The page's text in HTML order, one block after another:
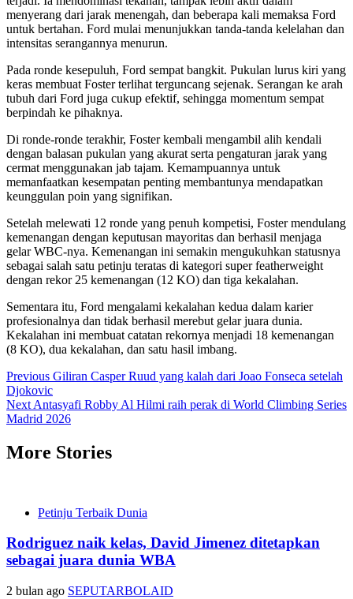
menyerang dari jarak menengah, dan beberapa kali memaksa Ford
untuk bertahan. Ford mulai menunjukkan tanda-tanda kelelahan dan
intensitas serangannya menurun.
Pada ronde kesepuluh, Ford sempat bangkit. Pukulan lurus kiri yang
keras membuat Foster terlihat terguncang sejenak. Serangan ke arah
tubuh dari Ford juga cukup efektif, sehingga momentum sempat
berpindah ke pihaknya.
Di ronde-ronde terakhir, Foster kembali mengambil alih kendali
dengan balasan pukulan yang akurat serta pengaturan jarak yang
cermat menggunakan jab tajam. Kemampuannya untuk
memanfaatkan kesempatan penting membantunya mendapatkan
keunggulan poin yang signifikan.
Setelah melewati 12 ronde yang penuh kompetisi, Foster mendulang
kemenangan dengan keputusan mayoritas dan berhasil menjaga
gelar WBC-nya. Kemenangan ini semakin mengukuhkan statusnya
sebagai salah satu petinju teratas di kategori super featherweight
dengan rekor 25 kemenangan (12 KO) dan tiga kekalahan.
Sementara itu, Ford mengalami kekalahan kedua dalam karier
profesionalnya dan tidak berhasil merebut gelar juara dunia.
Kekalahan ini membuat catatan rekornya menjadi 18 kemenangan
(8 KO), dua kekalahan, dan satu hasil imbang.
Post
navigation
Previous Giliran Casper Ruud yang kalah dari Joao Fonseca setelah
Djokovic
Next Antasyafi Robby Al Hilmi raih perak di World Climbing Series
Madrid 2026
More Stories
Petinju Terbaik Dunia
Rodriguez naik kelas, David Jimenez ditetapkan
sebagai juara dunia WBA
2 bulan ago SEPUTARBOLAID